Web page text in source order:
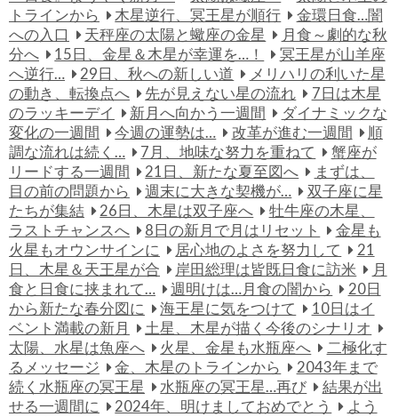
トラインから
木星逆行、冥王星が順行
金環日食…闇
への入口
天秤座の太陽と蠍座の金星
月食～劇的な秋
分へ
15日、金星＆木星が幸運を…！
冥王星が山羊座
へ逆行…
29日、秋への新しい道
メリハリの利いた星
の動き、転換点へ
先が見えない星の流れ
7日は木星
のラッキーデイ
新月へ向かう一週間
ダイナミックな
変化の一週間
今週の運勢は… 改革が進む一週間
順
調な流れは続く…
7月、地味な努力を重ねて
蟹座が
リードする一週間
21日、新たな夏至図へ
まずは、
目の前の問題から
週末に大きな契機が…
双子座に星
たちが集結
26日、木星は双子座へ
牡牛座の木星、
ラストチャンスへ
8日の新月で月はリセット
金星も
火星もオウンサインに
居心地のよさを努力して
21
日、木星＆天王星が合
岸田総理は皆既日食に訪米
月
食と日食に挟まれて…
週明けは…月食の闇から
20日
から新たな春分図に
海王星に気をつけて
10日はイ
ベント満載の新月
土星、木星が描く今後のシナリオ
太陽、水星は魚座へ
火星、金星も水瓶座へ
二極化す
るメッセージ
金、木星のトラインから
2043年まで
続く水瓶座の冥王星
水瓶座の冥王星…再び
結果が出
せる一週間に
2024年、明けましておめでとう
よう